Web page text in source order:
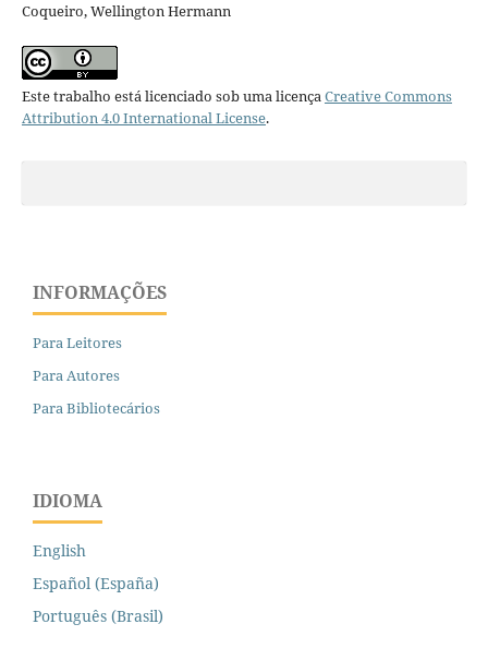
Coqueiro, Wellington Hermann
Este trabalho está licenciado sob uma licençaCreative Commons
Attribution 4.0 International License.
INFORMAÇÕES
Para Leitores
Para Autores
Para Bibliotecários
IDIOMA
English
Español (España)
Português (Brasil)